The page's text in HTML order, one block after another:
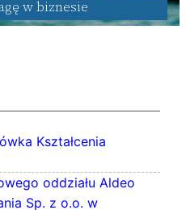
w biznesie
Kształcenia
oddziału Aldeo
Sp. z o.o. w